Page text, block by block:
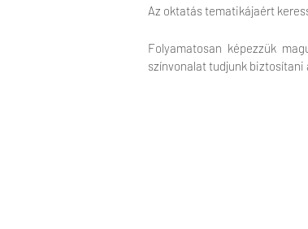
Az oktatás tematikájaért
Folyamatosan képezzük
színvonalat tudjunk biztosítani